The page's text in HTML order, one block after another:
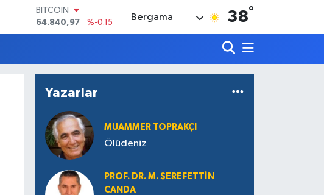
DOLAR
47,7436
%0.18
EURO
6660.55
%0
13.779
%-14
BITCOIN
64.840,97
%-0.15
Bergama 38°
Yazarlar
MUAMMER TOPRAKÇI
Ölüdeniz
PROF. DR. M. ŞEREFETTIN
CANDA